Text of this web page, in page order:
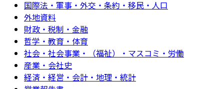
国際法・軍事・外交・条約・移民・人口
外地資料
財政・税制・金融
哲学・教育・体育
社会・社会事業・（福祉）・マスコミ・労働
産業・会社史
経済・経営・会計・地理・統計